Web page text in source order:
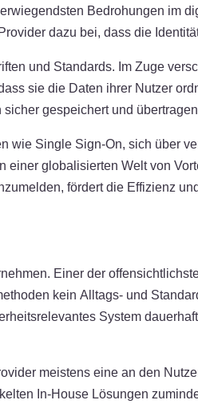
Bedrohungen im
dazu bei, dass die
und Standards. Im Zuge
sie die Daten ihrer Nutzer
gespeichert und
Single Sign-On, sich über
globalisierten Welt von
fördert die Effizienz
Einer der
kein Alltags- und
System
meistens eine an den
In-House Lösungen